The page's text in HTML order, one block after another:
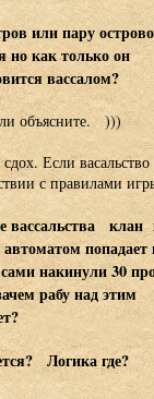
или пару
но как только он
вассалом?
объясните. )))
Если васальство
с правилами
вассальства
попадает
накинули 30
рабу над этим
Логика где?